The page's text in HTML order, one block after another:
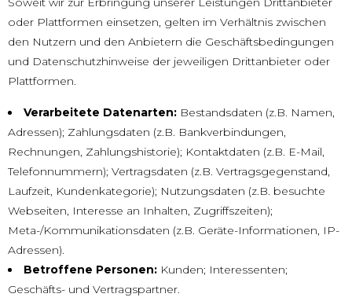
oder Plattformen einsetzen, gelten im Verhältnis zwischen
den Nutzern und den Anbietern die Geschäftsbedingungen
und Datenschutzhinweise der jeweiligen Drittanbieter oder
Plattformen.
Verarbeitete Datenarten: Bestandsdaten (z.B. Namen,
Adressen); Zahlungsdaten (z.B. Bankverbindungen,
Rechnungen, Zahlungshistorie); Kontaktdaten (z.B. E-Mail,
Telefonnummern); Vertragsdaten (z.B. Vertragsgegenstand,
Laufzeit, Kundenkategorie); Nutzungsdaten (z.B. besuchte
Webseiten, Interesse an Inhalten, Zugriffszeiten);
Meta-/Kommunikationsdaten (z.B. Geräte-Informationen, IP-
Adressen).
Betroffene Personen: Kunden; Interessenten;
Geschäfts- und Vertragspartner.